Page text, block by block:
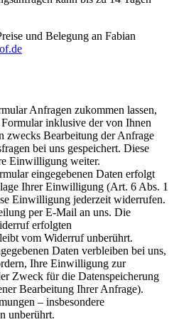
und Belegung an Fabian
Anfragen zukommen lassen,
inklusive der von Ihnen
zwecks Bearbeitung der Anfrage
bei uns gespeichert. Diese
Einwilligung weiter.
eingegebenen Daten erfolgt
Ihrer Einwilligung (Art. 6 Abs. 1
Einwilligung jederzeit widerrufen.
per E-Mail an uns. Die
erfolgten
vom Widerruf unberührt.
Daten verbleiben bei uns,
Ihre Einwilligung zur
Zweck für die Datenspeicherung
Bearbeitung Ihrer Anfrage).
– insbesondere
unberührt.